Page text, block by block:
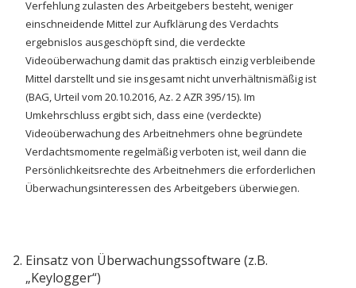
Verfehlung zulasten des Arbeitgebers besteht, weniger
einschneidende Mittel zur Aufklärung des Verdachts
ergebnislos ausgeschöpft sind, die verdeckte
Videoüberwachung damit das praktisch einzig verbleibende
Mittel darstellt und sie insgesamt nicht unverhältnismäßig ist
(BAG, Urteil vom 20.10.2016, Az. 2 AZR 395/15). Im
Umkehrschluss ergibt sich, dass eine (verdeckte)
Videoüberwachung des Arbeitnehmers ohne begründete
Verdachtsmomente regelmäßig verboten ist, weil dann die
Persönlichkeitsrechte des Arbeitnehmers die erforderlichen
Überwachungsinteressen des Arbeitgebers überwiegen.
Einsatz von Überwachungssoftware (z.B.
„Keylogger“)